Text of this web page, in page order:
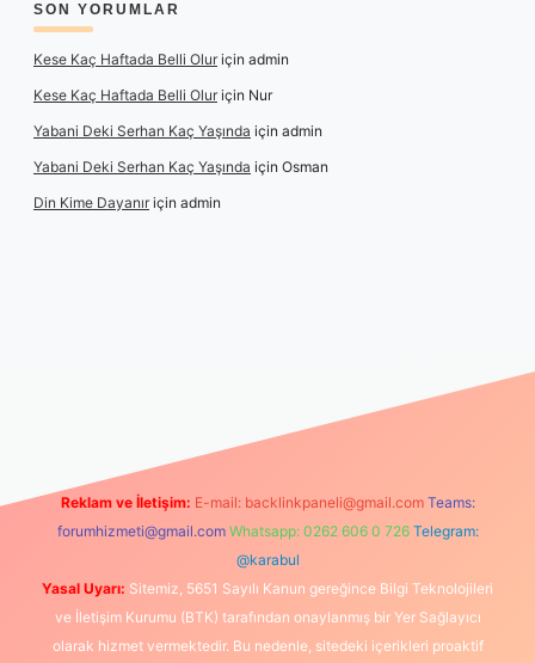
SON YORUMLAR
Kese Kaç Haftada Belli Oluriçin admin
Kese Kaç Haftada Belli Oluriçin Nur
Yabani Deki Serhan Kaç Yaşında için admin
Yabani Deki Serhan Kaç Yaşında için Osman
Din Kime Dayanıriçin admin
Reklam ve İletişim: E-mail: backlinkpaneli@gmail.com Teams:
forumhizmeti@gmail.com Whatsapp: 0262 606 0 726 Telegram:
@karabul
Yasal Uyarı: Sitemiz, 5651 Sayılı Kanun gereğince Bilgi Teknolojileri
ve İletişim Kurumu (BTK) tarafından onaylanmış bir Yer Sağlayıcı
olarak hizmet vermektedir. Bu nedenle, sitedeki içerikleri proaktif